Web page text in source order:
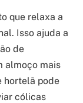
que relaxa a
Isso ajuda a
de
almoço mais
hortelã pode
cólicas